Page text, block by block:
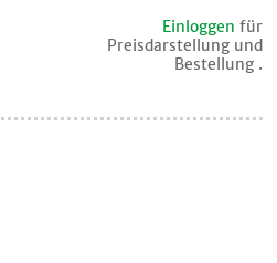
Einloggen für
Preisdarstellung und
Bestellung .